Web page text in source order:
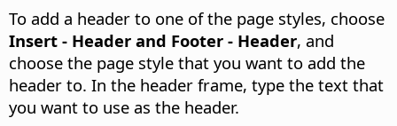
To add a header to one of the page styles, choose
Insert - Header and Footer - Header, and
choose the page style that you want to add the
header to. In the header frame, type the text that
you want to use as the header.